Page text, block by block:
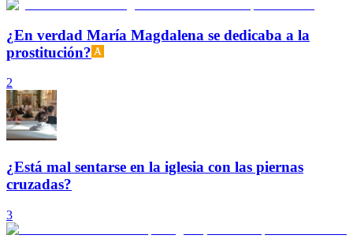
¿En verdad María Magdalena se dedicaba a la
prostitución?
2
¿Está mal sentarse en la iglesia con las piernas
cruzadas?
3